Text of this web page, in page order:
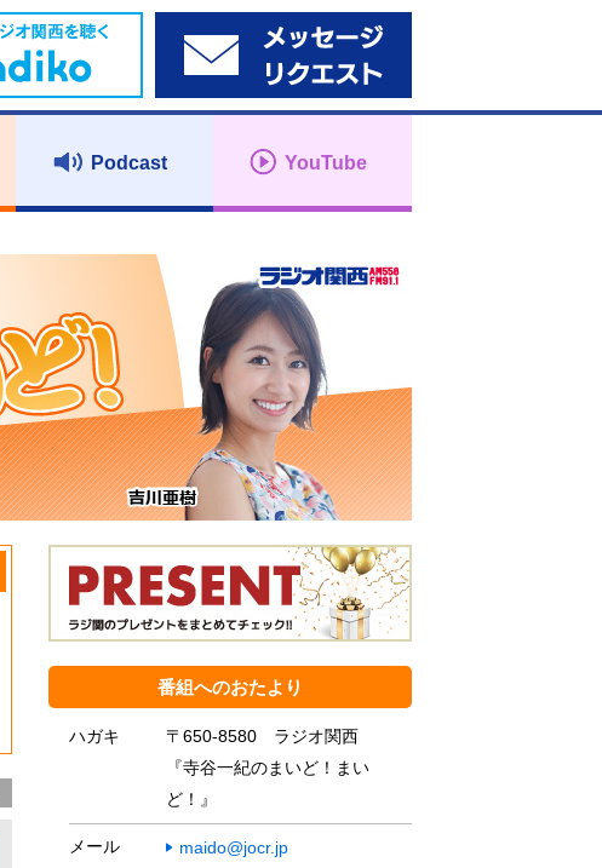
Podcast YouTube
番組へのおたより
ハガキ
〒650-8580 ラジオ関西
『寺谷一紀のまいど！まい
ど！』
メール
maido@jocr.jp